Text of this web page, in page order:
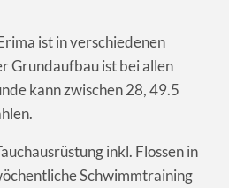
ist in verschiedenen
Grundaufbau ist bei allen
kann zwischen 28, 49.5
inkl. Flossen in
Schwimmtraining